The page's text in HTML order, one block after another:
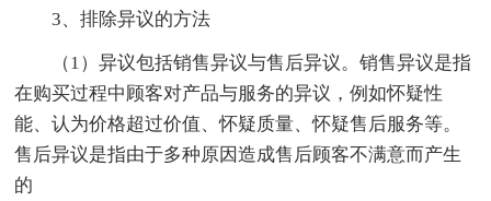
3、排除异议的方法
（1）异议包括销售异议与售后异议。销售异议是指
在购买过程中顾客对产品与服务的异议，例如怀疑性
能、认为价格超过价值、怀疑质量、怀疑售后服务等。
售后异议是指由于多种原因造成售后顾客不满意而产生
的